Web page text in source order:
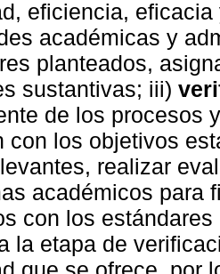
eficiencia,
académicas y
planteados,
sustantivas; iii)
de los procesos
con los objetivos
realizar
académicos para
con los
la etapa de